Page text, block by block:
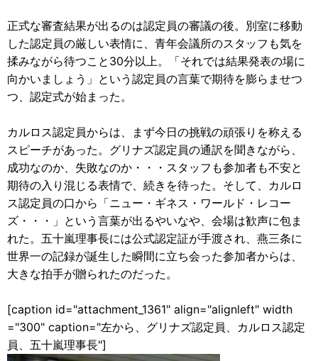
正式な審査結果が出るのは認定員の審議の後。別室に移動
した認定員の厳しい表情に、青年会議所のスタッフも気を
揉みながら待つこと30分以上。「それでは結果発表の場に
向かいましょう」という認定員の言葉で期待を膨らませつ
つ、認定式が始まった。
カルロス認定員からは、まず今日の挑戦の頑張りを称える
スピーチがあった。グリナズ認定員の通訳を聞きながら、
成功なのか、失敗なのか・・・スタッフも参加者も不安と
期待の入り混じる表情で、続きを待った。そして、カルロ
ス認定員の口から「ニュー・ギネス・ワールド・レコー
ズ・・・」という言葉が出るやいなや、会場は歓声に包ま
れた。五十嵐理事長には公式認定証が手渡され、燕三条に
世界一の記録が誕生した瞬間に立ち会った参加者からは、
大きな拍手が贈られたのだった。
[caption id="attachment_1361" align="alignleft" width
="300" caption="左から、グリナズ認定員、カルロス認定
員、五十嵐理事長"]